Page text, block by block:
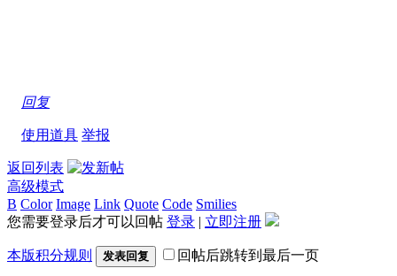
回复
使用道具 举报
返回列表
高级模式
B Color Image Link Quote Code Smilies
您需要登录后才可以回帖 登录 | 立即注册
本版积分规则 发表回复 回帖后跳转到最后一页